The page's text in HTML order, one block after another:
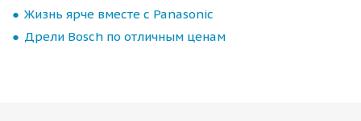
Жизнь ярче вместе с Panasonic
Дрели Bosch по отличным ценам